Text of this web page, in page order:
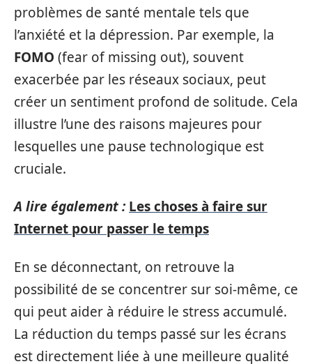
problèmes de santé mentale tels que
l’anxiété et la dépression. Par exemple, la
FOMO (fear of missing out), souvent
exacerbée par les réseaux sociaux, peut
créer un sentiment profond de solitude. Cela
illustre l’une des raisons majeures pour
lesquelles une pause technologique est
cruciale.
A lire également : Les choses à faire sur
Internet pour passer le temps
En se déconnectant, on retrouve la
possibilité de se concentrer sur soi-même, ce
qui peut aider à réduire le stress accumulé.
La réduction du temps passé sur les écrans
est directement liée à une meilleure qualité